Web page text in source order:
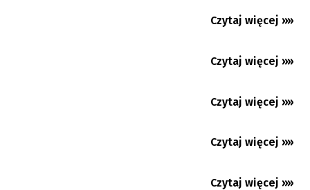
03.08.2026
Czytaj więcej »»
03.08.2026
Czytaj więcej »»
28.07.2026
Czytaj więcej »»
27.07.2026
Czytaj więcej »»
27.07.2026
Czytaj więcej »»
Nowy sezon czas zacząć. Start pierwszej i
Debiut Lewandowskiego w Chicago Fire
Więcej pytań, niż odpowiedzi. Huśtawka
Bieg „O Gliniany Dzbanek Mleka”. Można się
Mundial: Triumf Hiszpanii. Mbappe królem